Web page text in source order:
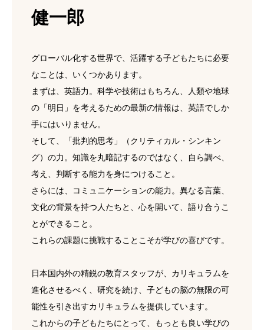
健一郎
グローバル化する世界で、活躍する子どもたちに必要
なことは、いくつかあります。
まずは、英語力。科学や技術はもちろん、人類や地球
の「明日」を考えるための最新の情報は、英語でしか
手にはいりません。
そして、「批判的思考」（クリティカル・シンキン
グ）の力。知識を丸暗記するのではなく、自ら調べ、
考え、判断する能力を身につけること。
さらには、コミュニケーションの能力。異なる言葉、
文化の背景を持つ人たちと、心を開いて、語り合うこ
とができること。
これらの課題に挑戦することこそが学びの喜びです。
日本国内外の精鋭の教育スタッフが、カリキュラムを
進化させるべく、研究を続け、子どもの脳の無限の可
能性を引き出すカリキュラムを提供しています。
これからの子どもたちにとって、もっとも良い学びの